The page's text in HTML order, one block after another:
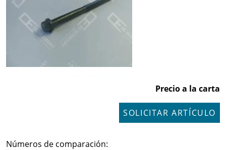
Precio a la carta
SOLICITAR ARTÍCULO
Números de comparación: